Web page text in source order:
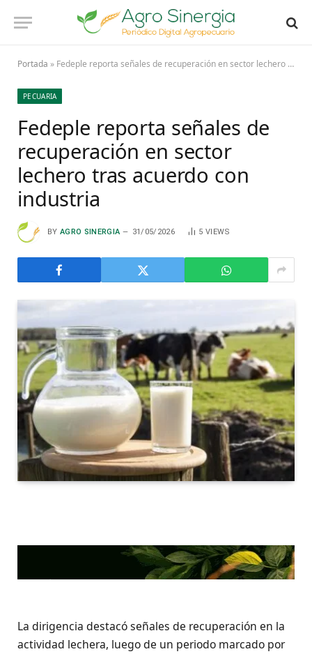
Portada » Fedeple reporta señales de recuperación en sector lechero tras acuerdo con industria
PECUARIA
Fedeple reporta señales de
recuperación en sector
lechero tras acuerdo con
industria
BY AGRO SINERGIA 31/05/2026 5 VIEWS
La dirigencia destacó señales de recuperación en la
actividad lechera, luego de un periodo marcado por